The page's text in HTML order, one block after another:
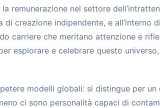
remunerazione nel settore
creazione indipendente, e all’interno
carriere che meritano attenzione e
esplorare e celebrare questo
modelli globali: si distingue per
ci sono personalità capaci di